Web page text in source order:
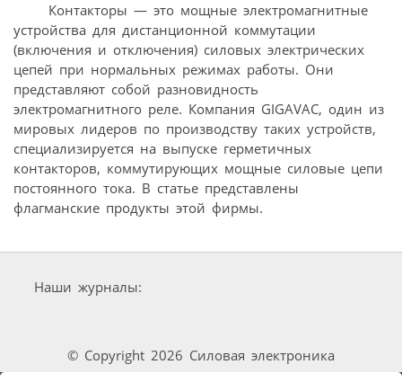
Контакторы — это мощные электромагнитные
устройства для дистанционной коммутации
(включения и отключения) силовых электрических
цепей при нормальных режимах работы. Они
представляют собой разновидность
электромагнитного реле. Компания GIGAVAC, один из
мировых лидеров по производству таких устройств,
специализируется на выпуске герметичных
контакторов, коммутирующих мощные силовые цепи
постоянного тока. В статье представлены
флагманские продукты этой фирмы.
Наши журналы:
© Copyright 2026 Силовая электроника